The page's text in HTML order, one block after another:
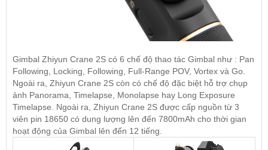
Gimbal Zhiyun Crane 2S có 6 chế độ thao tác Gimbal như : Pan
Following, Locking, Following, Full-Range POV, Vortex và Go.
Ngoài ra, Zhiyun Crane 2S còn có chế độ đặc biệt hỗ trợ chụp
ảnh Panorama, Timelapse, Monolapse hay Long Exposure
Timelapse. Ngoài ra, Zhiyun Crane 2S được cấp nguồn từ 3
viên pin 18650 có dung lượng lên đến 7800mAh cho thời gian
hoạt động của Gimbal lên đến 12 tiếng.